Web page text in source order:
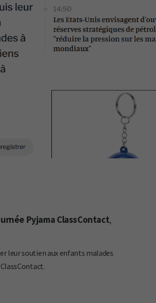
Pyjama ClassContact,
leur soutien aux enfants malades